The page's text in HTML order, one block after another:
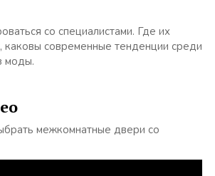
со специалистами. Где их
каковы современные тенденции среди
моды.
межкомнатные двери со